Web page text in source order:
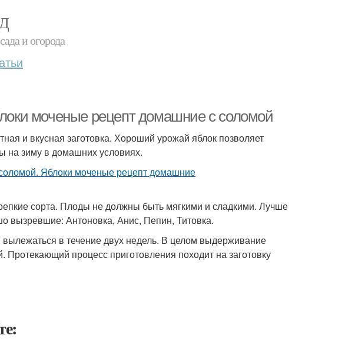
и огорода
моченые рецепт домашние с соломой
и вкусная заготовка. Хороший урожай яблок позволяет
на зиму в домашних условиях.
сорта. Плоды не должны быть мягкими и сладкими. Лучше
вызревшие: Антоновка, Анис, Пепин, Титовка.
в течение двух недель. В целом выдерживание
процесс приготовления походит на заготовку